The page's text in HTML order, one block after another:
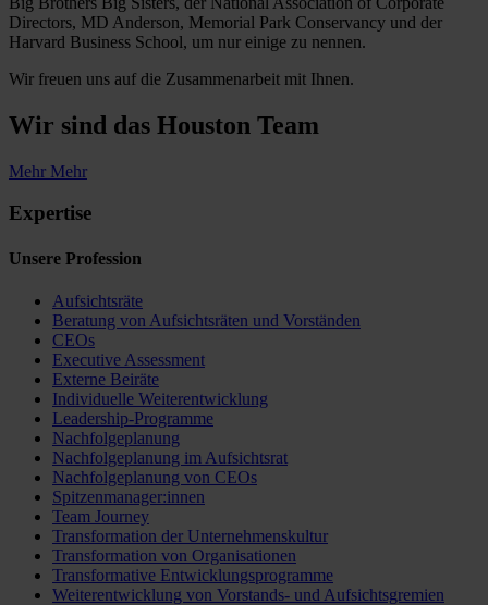
Directors, MD Anderson, Memorial Park Conservancy und der
Harvard Business School, um nur einige zu nennen.
Wir freuen uns auf die Zusammenarbeit mit Ihnen.
Wir sind das Houston Team
Mehr Mehr
Expertise
Unsere Profession
Aufsichtsräte
Beratung von Aufsichtsräten und Vorständen
CEOs
Executive Assessment
Externe Beiräte
Individuelle Weiterentwicklung
Leadership-Programme
Nachfolgeplanung
Nachfolgeplanung im Aufsichtsrat
Nachfolgeplanung von CEOs
Spitzenmanager:innen
Team Journey
Transformation der Unternehmenskultur
Transformation von Organisationen
Transformative Entwicklungsprogramme
Weiterentwicklung von Vorstands- und Aufsichtsgremien